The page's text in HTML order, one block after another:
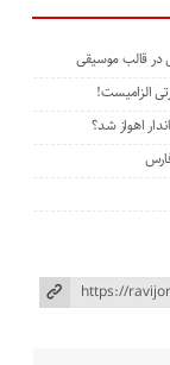
در قالب موسیقی
الزامیست!
اهواز شد؟